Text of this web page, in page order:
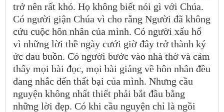
trở nên rất khó. Họ không biết nói gì với Chúa.
Có người giận Chúa vì cho rằng Người đã không
cứu cuộc hôn nhân của mình. Có người xấu hổ
vì những lời thề ngày cưới giờ đây trở thành ký
ức đau buồn. Có người bước vào nhà thờ và cảm
thấy mọi bài đọc, mọi bài giảng về hôn nhân đều
đang nhắc đến thất bại của mình. Nhưng cầu
nguyện không nhất thiết phải bắt đầu bằng
những lời đẹp. Có khi cầu nguyện chỉ là ngồi